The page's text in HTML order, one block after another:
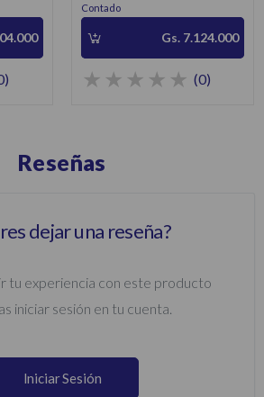
Contado
Gs. 7.124.000
(0)
Reseñas
dejar una reseña?
tu experiencia con este producto
iniciar sesión en tu cuenta.
Iniciar Sesión